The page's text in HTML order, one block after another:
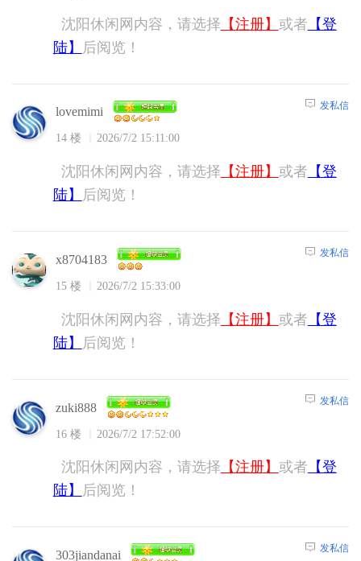
沈阳休闲网内容，请选择 【注册】 或者 【登
陆】
后阅览！
lovemimi
14 楼 2026/7/2 15:11:00
发私信
沈阳休闲网内容，请选择 【注册】 或者 【登
陆】
后阅览！
x8704183
15 楼 2026/7/2 15:33:00
发私信
沈阳休闲网内容，请选择 【注册】 或者 【登
陆】
后阅览！
zuki888
16 楼 2026/7/2 17:52:00
发私信
沈阳休闲网内容，请选择 【注册】 或者 【登
陆】
后阅览！
303jiandanai 发私信